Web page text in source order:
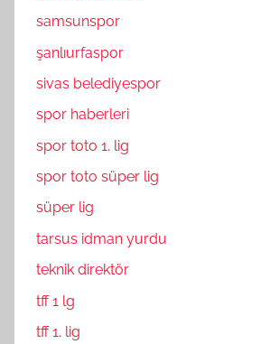
samsunspor
şanlıurfaspor
sivas belediyespor
spor haberleri
spor toto 1. lig
spor toto süper lig
süper lig
tarsus idman yurdu
teknik direktör
tff 1 lg
tff 1. lig